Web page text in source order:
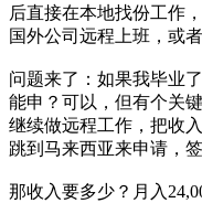
后直接在本地找份工作
国外公司远程上班，或
问题来了：如果我毕业
能申？可以，但有个关
继续做远程工作，把收
跳到马来西亚来申请，
那收入要多少？月入